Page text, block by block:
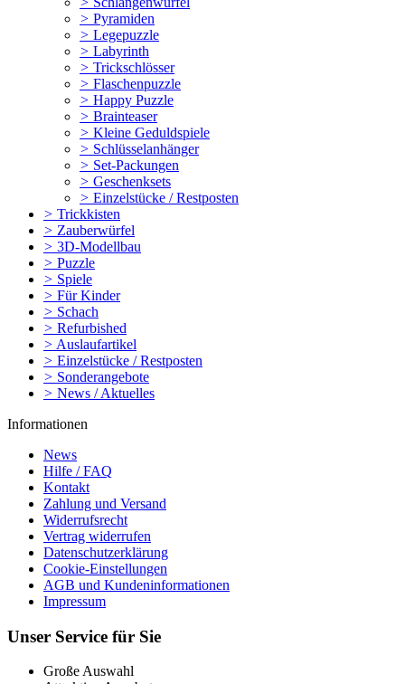
> Pyramiden
> Legepuzzle
> Labyrinth
> Trickschlösser
> Flaschenpuzzle
> Happy Puzzle
> Brainteaser
> Kleine Geduldspiele
> Schlüsselanhänger
> Set-Packungen
> Geschenksets
> Einzelstücke / Restposten
> Trickkisten
> Zauberwürfel
> 3D-Modellbau
> Puzzle
> Spiele
> Für Kinder
> Schach
> Refurbished
> Auslaufartikel
> Einzelstücke / Restposten
> Sonderangebote
> News / Aktuelles
Informationen
News
Hilfe / FAQ
Kontakt
Zahlung und Versand
Widerrufsrecht
Vertrag widerrufen
Datenschutzerklärung
Cookie-Einstellungen
AGB und Kundeninformationen
Impressum
Unser Service für Sie
Große Auswahl